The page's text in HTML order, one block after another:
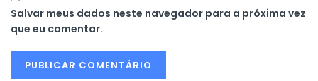
Salvar meus dados neste navegador para a próxima vez
que eu comentar.